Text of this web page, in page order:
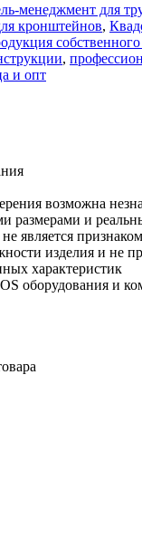
менеджмент для
кронштейнов,
,
и опт
возможна
размерами и
является
изделия и не
характеристик
оборудования и